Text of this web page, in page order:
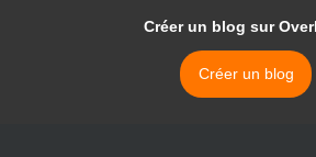
Créer un blog sur
Créer un blog